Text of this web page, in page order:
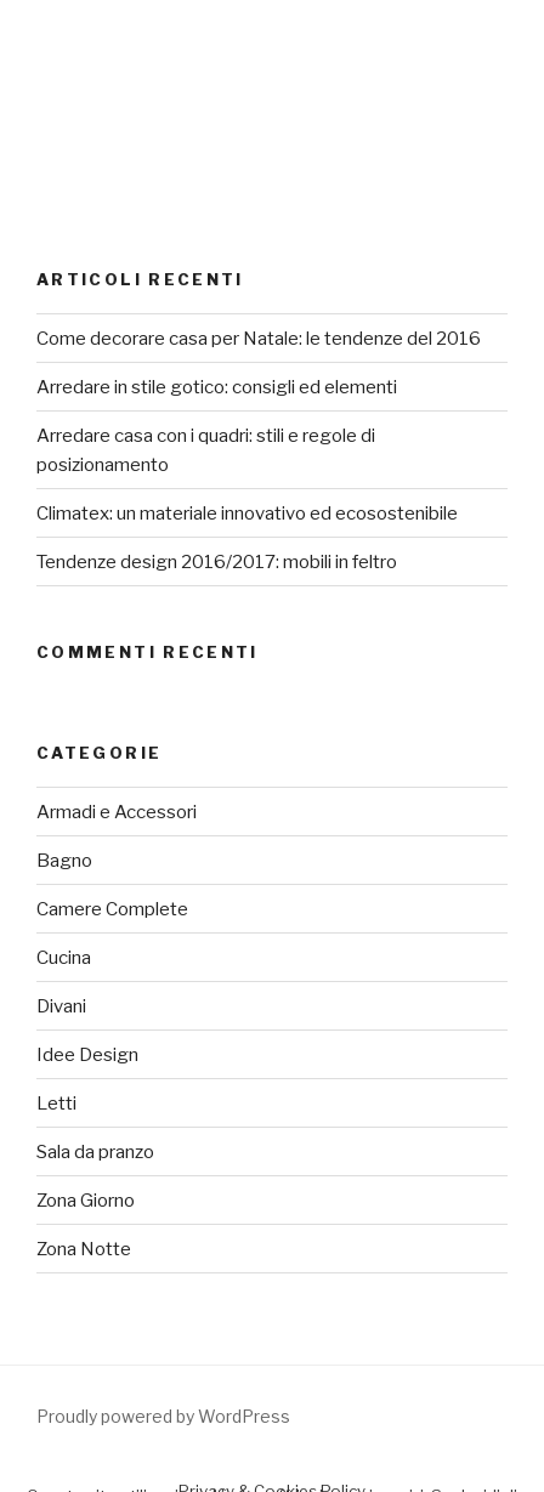
ARTICOLI RECENTI
Come decorare casa per Natale: le tendenze del 2016
Arredare in stile gotico: consigli ed elementi
Arredare casa con i quadri: stili e regole di
posizionamento
Climatex: un materiale innovativo ed ecosostenibile
Tendenze design 2016/2017: mobili in feltro
COMMENTI RECENTI
CATEGORIE
Armadi e Accessori
Bagno
Camere Complete
Cucina
Divani
Idee Design
Letti
Sala da pranzo
Zona Giorno
Zona Notte
Proudly powered by WordPress